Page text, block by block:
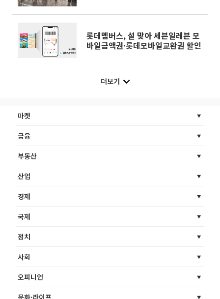
롯데멤버스, 설 맞아 세븐일레븐 모
바일금액권·롯데모바일교환권 할인
더보기
마켓
금융
부동산
산업
경제
국제
정치
사회
오피니언
문화·라이프